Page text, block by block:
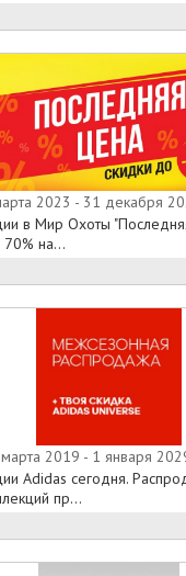
2023 - 31 декабря
в Мир Охоты
на...
2019 - 1 января
Adidas сегодня.
пр...